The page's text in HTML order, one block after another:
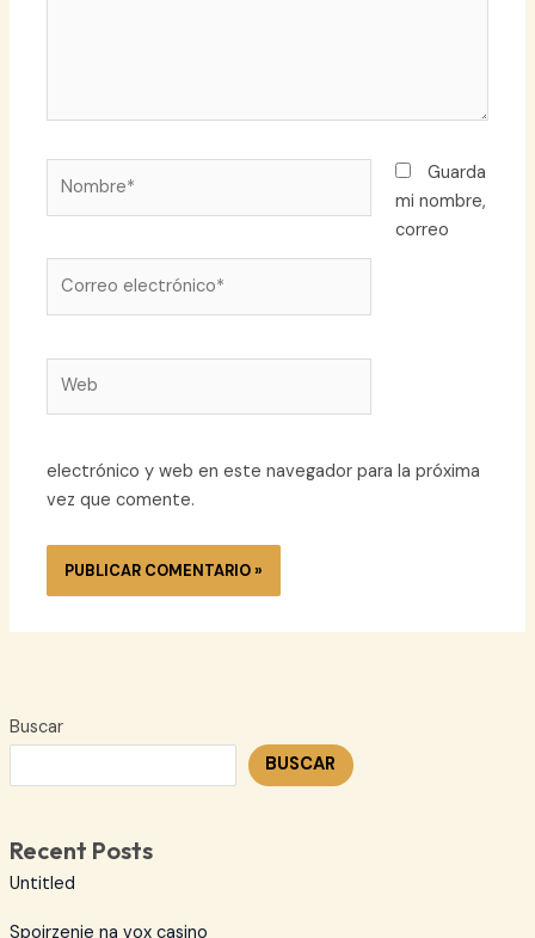
Buscar
BUSCAR
Recent Posts
Untitled
Spojrzenie na vox casino
electrónico*
Guarda
mi nombre,
correo
electrónico y web en este navegador para la próxima
vez que comente.